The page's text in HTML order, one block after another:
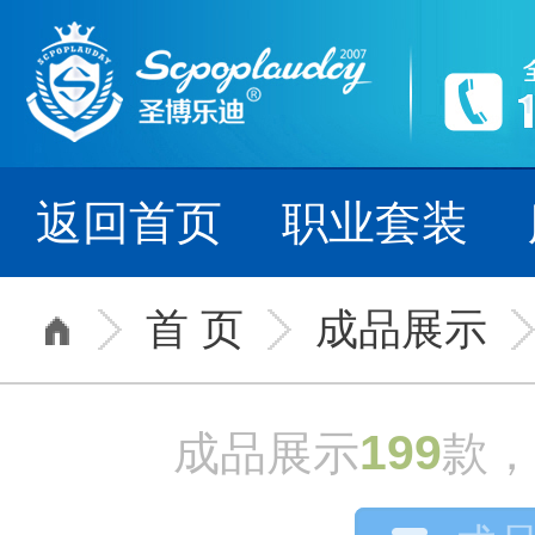
源启2007年,
--- 细节铸就品牌，
返回首页 职业套装
首 页 成品展示
成品展示199款